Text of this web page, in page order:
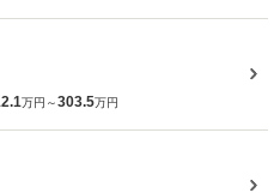
万円～303.5万円